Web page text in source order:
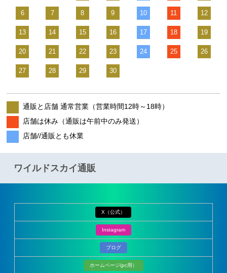
6 7 8 9 10 11 12
13 14 15 16 17 18 19
20 21 22 23 24 25 26
27 28 29 30
通販と店舗 通常営業（営業時間12時～18時）
店舗は休み（通販は午前中のみ発送）
店舗//通販とも休業
ワイルドスカイ通販
X（公式）
Instagram
ブログ
ホームページ(pc用）